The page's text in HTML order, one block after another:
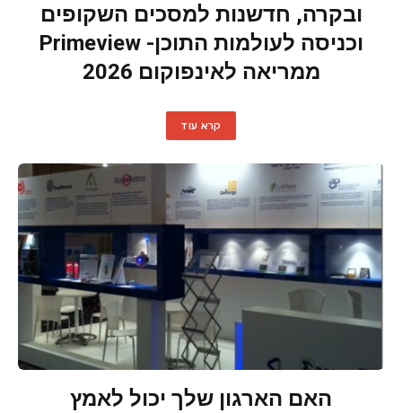
ובקרה, חדשנות למסכים השקופים
וכניסה לעולמות התוכן- Primeview
ממריאה לאינפוקום 2026
קרא עוד
האם הארגון שלך יכול לאמץ